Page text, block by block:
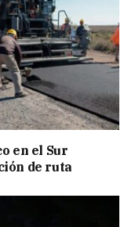
en el Sur
de ruta